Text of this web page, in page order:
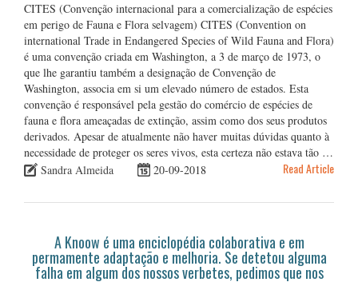
CITES (Convenção internacional para a comercialização de espécies
em perigo de Fauna e Flora selvagem) CITES (Convention on
international Trade in Endangered Species of Wild Fauna and Flora)
é uma convenção criada em Washington, a 3 de março de 1973, o
que lhe garantiu também a designação de Convenção de
Washington, associa em si um elevado número de estados. Esta
convenção é responsável pela gestão do comércio de espécies de
fauna e flora ameaçadas de extinção, assim como dos seus produtos
derivados. Apesar de atualmente não haver muitas dúvidas quanto à
necessidade de proteger os seres vivos, esta certeza não estava tão …
Sandra Almeida
20-09-2018 Read Article
A Knoow é uma enciclopédia colaborativa e em
permamente adaptação e melhoria. Se detetou alguma
falha em algum dos nossos verbetes, pedimos que nos